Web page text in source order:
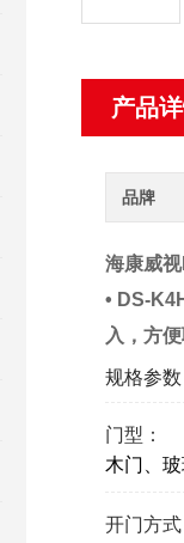
产品
品牌
海康威
• DS-
入，方
规格参数
门型：
木门、
开门方